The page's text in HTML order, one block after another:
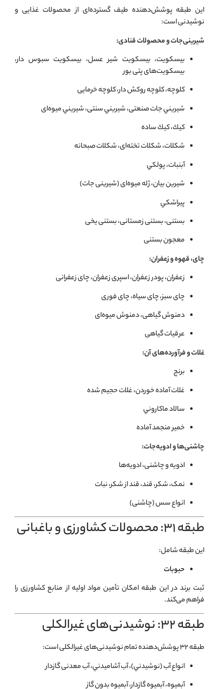
این طبقه پوشش‌دهنده طیف گسترده‌ای از محصولات غذایی و
نوشیدنی است:
شیرینی‌جات و محصولات قنادی:
بيسكويت، بيسكويت شير عسل، بيسكويت سبوس دار،
بيسكويت‌های پتی بور
كلوچه، كلوچه روكش دار، كلوچه خرمايی
شيريني جات صنعتی، شيريني سنتی، شيريني ميوه‌ای
كيك، كيك ساده
شكلات، شكلات تخته‌ای، شكلات صبحانه
آبنبات، پولكي
شيرين بيان، ژله ميوه‌ای (شیرینی جات)
پيراشكي
بستنی، بستنی زمستانی، بستنی يخی
معجون بستنی
چای، قهوه و زعفران:
زعفران، پودر زعفران، اسپری زعفران، چای زعفرانی
چای سبز، چای سياه، چای فوری
دمنوش گياهی، دمنوش ميوه‌ای
عرقيات گياهی
غلات و فرآورده‌های آن:
برنج
غلات آماده خوردن، غلات حجيم شده
سالاد ماكاروني
خمیر منجمد آماده
چاشنی‌ها و ادویه‌جات:
ادويه و چاشنی، ادويه‌ها
نمک، شکر، قند، قند از شکر، نبات
انواع سس (چاشنی)
طبقه ۳۱: محصولات کشاورزی و باغبانی
این طبقه شامل:
حبوبات
ثبت برند در این طبقه امکان تأمین مواد اولیه از منابع کشاورزی را
فراهم می‌کند.
طبقه ۳۲: نوشیدنی‌های غیرالکلی
طبقه ۳۲ پوشش‌دهنده تمام نوشیدنی‌های غیرالکلی است:
انواع آب (نوشيدني)، آب آشاميدني، آب معدنی گازدار
آبمیوه، آبمیوه گازدار، آبمیوه بدون گاز